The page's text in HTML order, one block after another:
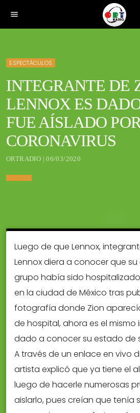
menu
ESPECTÁCULOS
INTEGRANTE DE
LENNOX ES
FUE AÍSLADO
CORONAVIRUS
ORTRADIO | 06/03/2020
Luego de que Lennox,
Lennox diera a conocer que
grupo había sido
en la ciudad de México tras
fotografía donde Zion
de hospital, ahora es el mismo
dado a conocer su estado de
A través de un enlace en vivo
artista explicó que ya tiene el
luego de hacerle numerosas
aislarlo, pues creían que tenía